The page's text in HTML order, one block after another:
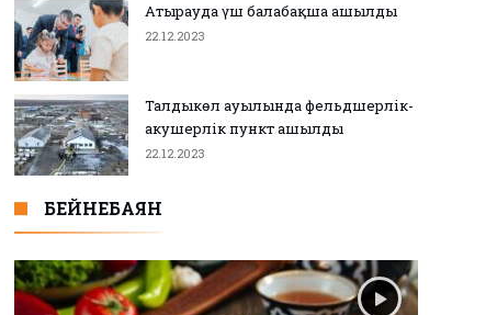
Атырауда үш балабақша ашылды
22.12.2023
Талдыкөл ауылында фельдшерлік-
акушерлік пункт ашылды
22.12.2023
БЕЙНЕБАЯН